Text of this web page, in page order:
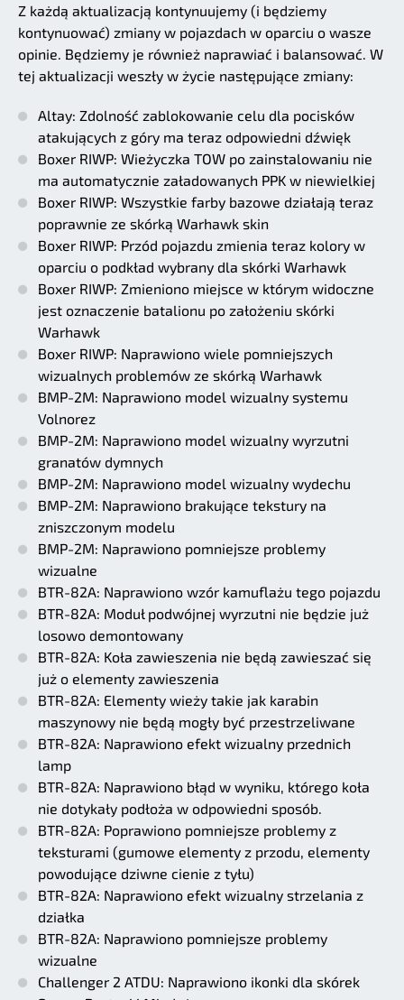
Z każdą aktualizacją kontynuujemy (i będziemy
kontynuować) zmiany w pojazdach w oparciu o wasze
opinie. Będziemy je również naprawiać i balansować. W
tej aktualizacji weszły w życie następujące zmiany:
Altay: Zdolność zablokowanie celu dla pocisków
atakujących z góry ma teraz odpowiedni dźwięk
Boxer RIWP: Wieżyczka TOW po zainstalowaniu nie
ma automatycznie załadowanych PPK w niewielkiej
Boxer RIWP: Wszystkie farby bazowe działają teraz
poprawnie ze skórką Warhawk skin
Boxer RIWP: Przód pojazdu zmienia teraz kolory w
oparciu o podkład wybrany dla skórki Warhawk
Boxer RIWP: Zmieniono miejsce w którym widoczne
jest oznaczenie batalionu po założeniu skórki
Warhawk
Boxer RIWP: Naprawiono wiele pomniejszych
wizualnych problemów ze skórką Warhawk
BMP-2M: Naprawiono model wizualny systemu
Volnorez
BMP-2M: Naprawiono model wizualny wyrzutni
granatów dymnych
BMP-2M: Naprawiono model wizualny wydechu
BMP-2M: Naprawiono brakujące tekstury na
zniszczonym modelu
BMP-2M: Naprawiono pomniejsze problemy
wizualne
BTR-82A: Naprawiono wzór kamuflażu tego pojazdu
BTR-82A: Moduł podwójnej wyrzutni nie będzie już
losowo demontowany
BTR-82A: Koła zawieszenia nie będą zawieszać się
już o elementy zawieszenia
BTR-82A: Elementy wieży takie jak karabin
maszynowy nie będą mogły być przestrzeliwane
BTR-82A: Naprawiono efekt wizualny przednich
lamp
BTR-82A: Naprawiono błąd w wyniku, którego koła
nie dotykały podłoża w odpowiedni sposób.
BTR-82A: Poprawiono pomniejsze problemy z
teksturami (gumowe elementy z przodu, elementy
powodujące dziwne cienie z tyłu)
BTR-82A: Naprawiono efekt wizualny strzelania z
działka
BTR-82A: Naprawiono pomniejsze problemy
wizualne
Challenger 2 ATDU: Naprawiono ikonki dla skórek